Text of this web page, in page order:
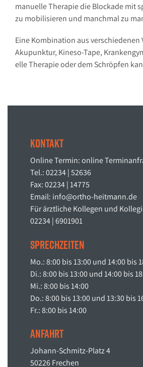
ma­nu­el­le The­ra­pie die Blo­cka­de mit
zu mo­bi­li­sie­ren und manch­mal zu
Eine Kom­bi­na­ti­on aus ver­schie­de­nen
Aku­punk­tur, Ki­ne­so-Tape,
el­le The­ra­pie oder dem Schröp­fen
Kontakt
On­line Ter­min: on­line
Tel.: 02234 | 52636
Fax: 02234 | 14775
Email: info@or­tho-heit­mann.de
Für ärzt­li­che Kol­le­gen und
02234 | 6901901
Sprechzeiten
Mo.: 8:00 bis 13:00 und 14:00 bis
Di.: 8:00 bis 13:00 und 14:00 bis
Mi.: 8:00 bis 14:00
Do.: 8:00 bis 13:00 und 13:30 bis
Fr.: 8:00 bis 14:00
Anfahrt
Jo­hann-Schmitz-Platz 4
50226 Fre­chen